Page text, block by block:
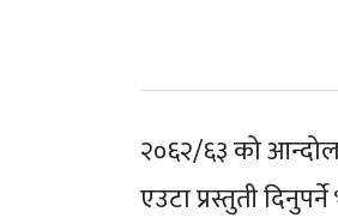
२०६२/६३ को
एउटा प्रस्तुती